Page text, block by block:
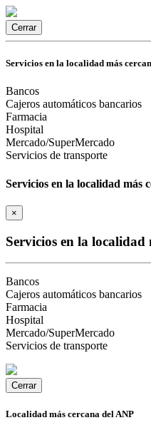
Cerrar
Servicios en la localidad más
Bancos
Cajeros automáticos bancarios
Farmacia
Hospital
Mercado/SuperMercado
Servicios de transporte
Servicios en la localidad más
×
Servicios en la localidad
Bancos
Cajeros automáticos bancarios
Farmacia
Hospital
Mercado/SuperMercado
Servicios de transporte
Cerrar
Localidad más cercana del ANP